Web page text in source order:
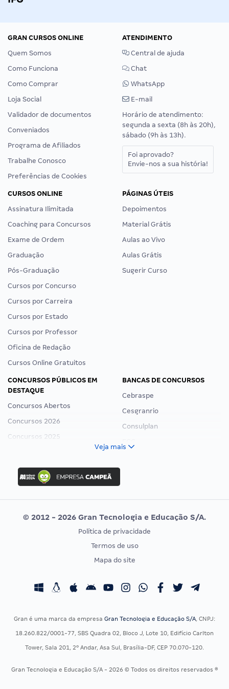
GRAN CURSOS ONLINE
Quem Somos
Como Funciona
Como Comprar
Loja Social
Validador de documentos
Conveniados
Programa de Afiliados
Trabalhe Conosco
Preferências de Cookies
ATENDIMENTO
Central de ajuda
Chat
WhatsApp
E-mail
Horário de atendimento:
segunda a sexta (8h às 20h),
sábado (9h às 13h).
Foi aprovado?
Envie-nos a sua história!
CURSOS ONLINE
Assinatura Ilimitada
Coaching para Concursos
Exame de Ordem
Graduação
Pós-Graduação
Cursos por Concurso
Cursos por Carreira
Cursos por Estado
Cursos por Professor
Oficina de Redação
Cursos Online Gratuitos
PÁGINAS ÚTEIS
Depoimentos
Material Grátis
Aulas ao Vivo
Aulas Grátis
Sugerir Curso
CONCURSOS PÚBLICOS EM
DESTAQUE
Concursos Abertos
Concursos 2026
Concursos 2025
Concurso Ibama
Concurso MPU
Editais publicados
BANCAS DE CONCURSOS
Cebraspe
Cesgranrio
Consulplan
Vunesp
CONCURSOS POR PROFISSÃO
Concursos Fiscais
Residência Multiprofissional
EXAME DE ORDEM
Calendário OAB
Veja mais
© 2012 - 2026 Gran Tecnologia e Educação S/A.
Política de privacidade
Termos de uso
Mapa do site
Gran é uma marca da empresa Gran Tecnologia e Educação S/A, CNPJ:
18.260.822/0001-77, SBS Quadra 02, Bloco J, Lote 10, Edifício Carlton
Tower, Sala 201, 2º Andar, Asa Sul, Brasília-DF, CEP 70.070-120.
Gran Tecnologia e Educação S/A - 2026 © Todos os direitos reservados ®